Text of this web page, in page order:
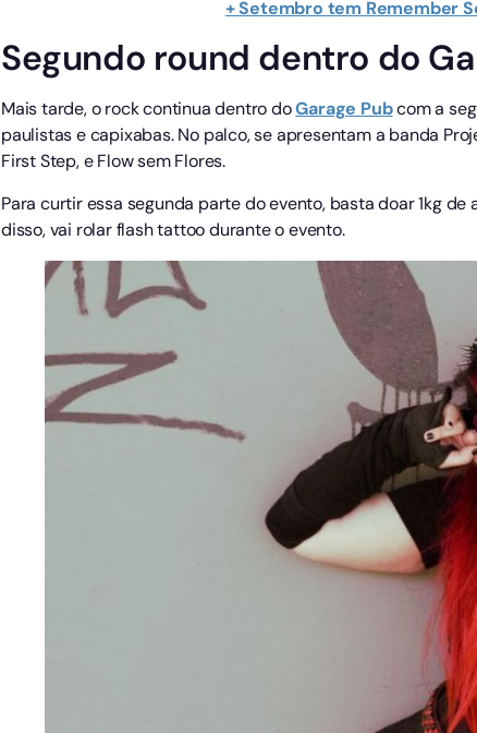
+ Setembro tem Remember
Segundo round dentro do
Mais tarde, o rock continua dentro doGarage Pubcom a
paulistas e capixabas. No palco, se apresentam a banda
First Step, e Flow sem Flores.
Para curtir essa segunda parte do evento, basta doar 1kg
disso, vai rolar flash tattoo durante o evento.